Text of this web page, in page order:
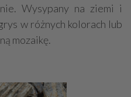
Wysypany na ziemi i
w różnych kolorach lub
mozaikę.